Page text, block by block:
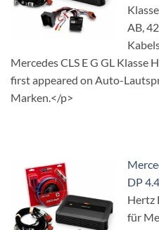
AB,
Mercedes CLS E G GL Klasse
first appeared on Auto-
Marken.</p>
DP
Hertz
für